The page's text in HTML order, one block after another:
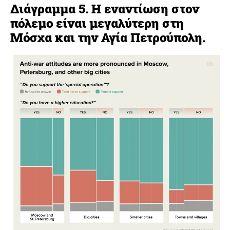
Διάγραμμα 5. Η εναντίωση στον
πόλεμο είναι μεγαλύτερη στη
Μόσχα και την Αγία Πετρούπολη.